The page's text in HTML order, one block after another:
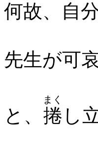
何故、自
先生が可
と、 捲
まく
し